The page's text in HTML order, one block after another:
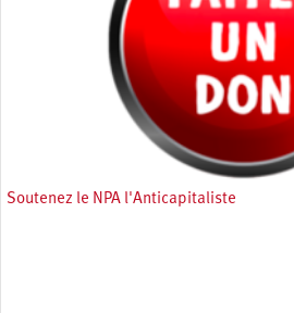
Soutenez le NPA l'Anticapitaliste